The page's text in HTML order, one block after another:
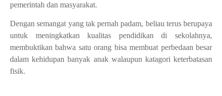
pemerintah dan masyarakat.
Dengan semangat yang tak pernah padam, beliau terus berupaya
untuk meningkatkan kualitas pendidikan di sekolahnya,
membuktikan bahwa satu orang bisa membuat perbedaan besar
dalam kehidupan banyak anak walaupun katagori keterbatasan
fisik.